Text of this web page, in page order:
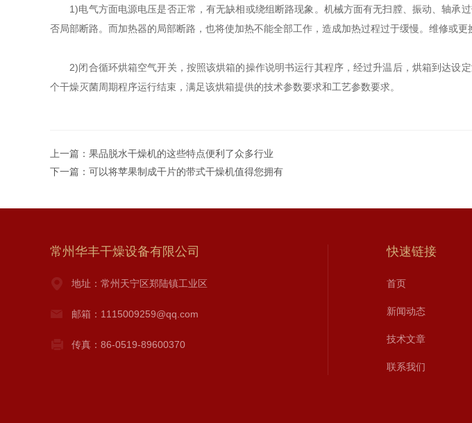
1)电气方面电源电压是否正常，有无缺相或绕组断路现象。机械方面有无扫膛、振动、轴承
否局部断路。而加热器的局部断路，也将使加热不能全部工作，造成加热过程过于缓慢。维修或更
2)闭合循环烘箱空气开关，按照该烘箱的操作说明书运行其程序，经过升温后，烘箱到达设
个干燥灭菌周期程序运行结束，满足该烘箱提供的技术参数要求和工艺参数要求。
上一篇： 果品脱水干燥机的这些特点便利了众多行业
下一篇： 可以将苹果制成干片的带式干燥机值得您拥有
常州华丰干燥设备有限公司
地址：常州天宁区郑陆镇工业区
邮箱：1115009259@qq.com
传真：86-0519-89600370
快速链接
首页
新闻动态
技术文章
联系我们